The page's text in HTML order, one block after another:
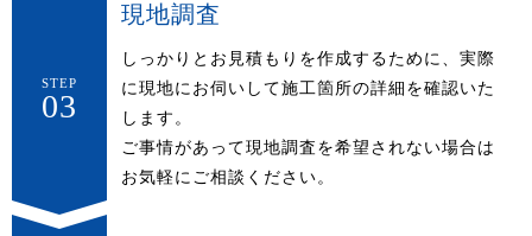
STEP
03
現地調査
しっかりとお見積もりを作成するために、実際
に現地にお伺いして施工箇所の詳細を確認いた
します。
ご事情があって現地調査を希望されない場合は
お気軽にご相談ください。